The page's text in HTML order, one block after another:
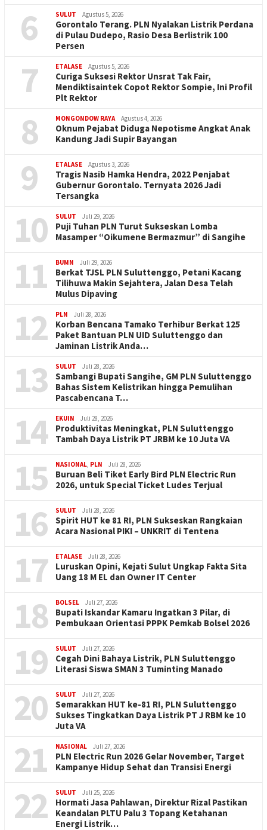
6 SULUT Agustus 5, 2026
Gorontalo Terang. PLN Nyalakan Listrik Perdana
di Pulau Dudepo, Rasio Desa Berlistrik 100
Persen
7 ETALASE Agustus 5, 2026
Curiga Suksesi Rektor Unsrat Tak Fair,
Mendiktisaintek Copot Rektor Sompie, Ini Profil
Plt Rektor
8 MONGONDOW RAYA Agustus 4, 2026
Oknum Pejabat Diduga Nepotisme Angkat Anak
Kandung Jadi Supir Bayangan
9 ETALASE Agustus 3, 2026
Tragis Nasib Hamka Hendra, 2022 Penjabat
Gubernur Gorontalo. Ternyata 2026 Jadi
Tersangka
10 SULUT Juli 29, 2026
Puji Tuhan PLN Turut Sukseskan Lomba
Masamper “Oikumene Bermazmur” di Sangihe
11 BUMN Juli 29, 2026
Berkat TJSL PLN Suluttenggo, Petani Kacang
Tilihuwa Makin Sejahtera, Jalan Desa Telah
Mulus Dipaving
12 PLN Juli 28, 2026
Korban Bencana Tamako Terhibur Berkat 125
Paket Bantuan PLN UID Suluttenggo dan
Jaminan Listrik Anda…
13 SULUT Juli 28, 2026
Sambangi Bupati Sangihe, GM PLN Suluttenggo
Bahas Sistem Kelistrikan hingga Pemulihan
Pascabencana T…
14 EKUIN Juli 28, 2026
Produktivitas Meningkat, PLN Suluttenggo
Tambah Daya Listrik PT JRBM ke 10 Juta VA
15 NASIONAL PLN Juli 28, 2026
Buruan Beli Tiket Early Bird PLN Electric Run
2026, untuk Special Ticket Ludes Terjual
16 SULUT Juli 28, 2026
Spirit HUT ke 81 RI, PLN Sukseskan Rangkaian
Acara Nasional PIKI – UNKRIT di Tentena
17 ETALASE Juli 28, 2026
Luruskan Opini, Kejati Sulut Ungkap Fakta Sita
Uang 18 M EL dan Owner IT Center
18 BOLSEL Juli 27, 2026
Bupati Iskandar Kamaru Ingatkan 3 Pilar, di
Pembukaan Orientasi PPPK Pemkab Bolsel 2026
19 SULUT Juli 27, 2026
Cegah Dini Bahaya Listrik, PLN Suluttenggo
Literasi Siswa SMAN 3 Tuminting Manado
20 SULUT Juli 27, 2026
Semarakkan HUT ke-81 RI, PLN Suluttenggo
Sukses Tingkatkan Daya Listrik PT J RBM ke 10
Juta VA
21 NASIONAL Juli 27, 2026
PLN Electric Run 2026 Gelar November, Target
Kampanye Hidup Sehat dan Transisi Energi
22 SULUT Juli 25, 2026
Hormati Jasa Pahlawan, Direktur Rizal Pastikan
Keandalan PLTU Palu 3 Topang Ketahanan
Energi Listrik…